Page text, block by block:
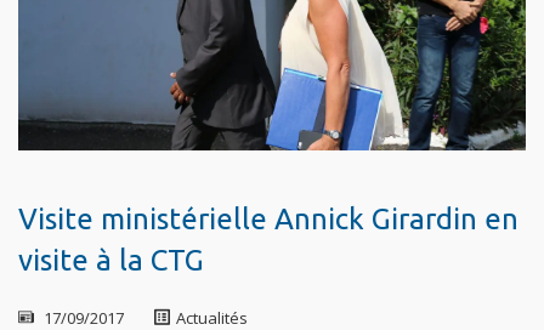
Visite ministérielle Annick Girardin en
visite à la CTG
17/09/2017 Actualités